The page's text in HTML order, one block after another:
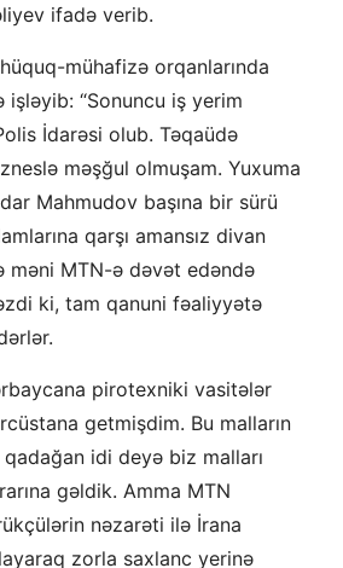
ifadə verib.
mühafizə orqanlarında
“Sonuncu iş yerim
İdarəsi olub. Təqaüdə
məşğul olmuşam. Yuxuma
Mahmudov başına bir sürü
qarşı amansız divan
məni MTN-ə dəvət edəndə
ki, tam qanuni fəaliyyətə
pirotexniki vasitələr
getmişdim. Bu malların
idi deyə biz malları
gəldik. Amma MTN
nəzarəti ilə İrana
zorla saxlanc yerinə